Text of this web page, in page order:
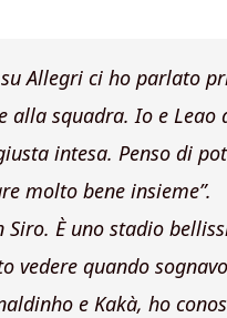
Allegri ci ho parlato
alla squadra. Io e
intesa. Penso di
molto bene insieme”.
È uno stadio
vedere quando
e Kakà, ho